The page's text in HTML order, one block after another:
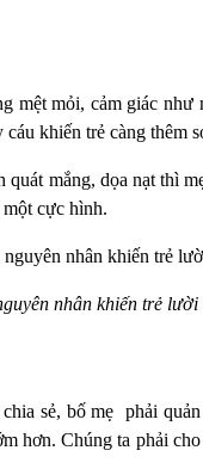
mệt mỏi, cảm giác
khiến trẻ càng thêm
mắng, dọa nạt thì
một cực hình.
nhân khiến trẻ lười
sẻ, bố mẹ phải
hơn. Chúng ta phải